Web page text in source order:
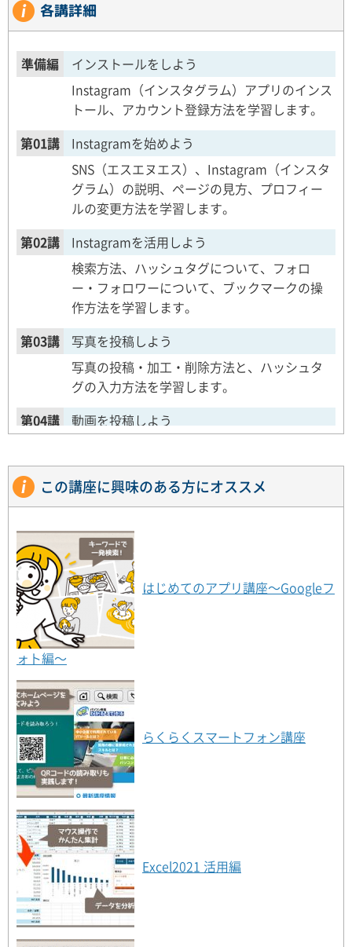
各講詳細
準備編
インストールをしよう
Instagram（インスタグラム）アプリのインス
トール、アカウント登録方法を学習します。
第01講
Instagramを始めよう
SNS（エスエヌエス）、Instagram（インスタ
グラム）の説明、ページの見方、プロフィー
ルの変更方法を学習します。
第02講
Instagramを活用しよう
検索方法、ハッシュタグについて、フォロ
ー・フォロワーについて、ブックマークの操
作方法を学習します。
第03講
写真を投稿しよう
写真の投稿・加工・削除方法と、ハッシュタ
グの入力方法を学習します。
第04講
動画を投稿しよう
ー設定、QR（キューアール）コードの表示・
読み取り方法を学習します。
この講座に興味のある方にオススメ
はじめてのアプリ講座〜Googleフ
ォト編〜
らくらくスマートフォン講座
Excel2021 活用編